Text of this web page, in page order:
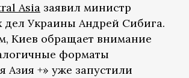
Asia заявил министр
дел Украины Андрей Сибига.
Киев обращает внимание
форматы
Азия +» уже запустили